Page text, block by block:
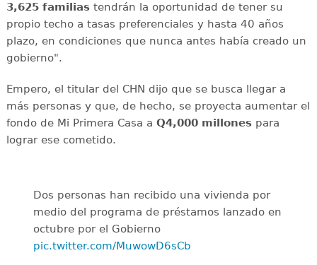
3,625 familiastendrán la oportunidad de tener su
propio techo a tasas preferenciales y hasta 40 años
plazo, en condiciones que nunca antes había creado un
gobierno".
Empero, el titular del CHN dijo que se busca llegar a
más personas y que, de hecho, se proyecta aumentar el
fondo de Mi Primera Casa a Q4,000 millonespara
lograr ese cometido.
Dos personas han recibido una vivienda por
medio del programa de préstamos lanzado en
octubre por el Gobierno
pic.twitter.com/MuwowD6sCb